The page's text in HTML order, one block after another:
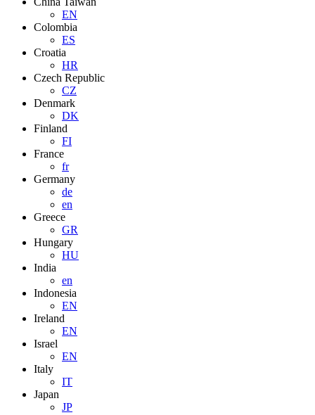
EN
Colombia
ES
Croatia
HR
Czech Republic
CZ
Denmark
DK
Finland
FI
France
fr
Germany
de
en
Greece
GR
Hungary
HU
India
en
Indonesia
EN
Ireland
EN
Israel
EN
Italy
IT
Japan
JP